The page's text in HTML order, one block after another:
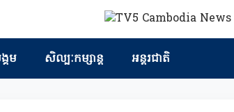
ម សិល្បៈកម្សាន្ត អន្តរជាតិ